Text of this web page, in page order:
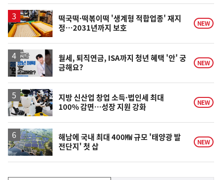
상
승
떡국떡·떡볶이떡 '생계형 적합업종' 재지
정…2031년까지 보호
NEW
월세, 퇴직연금, ISA까지 청년 혜택 '안' 궁
금해요?
NEW
지방 신산업 창업 소득·법인세 최대
100% 감면…성장 지원 강화
NEW
해남에 국내 최대 400㎿ 규모 '태양광 발
전단지' 첫 삽
NEW